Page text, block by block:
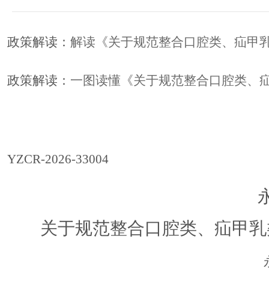
政策解读： 解读《关于规范整合口腔类、疝甲
政策解读： 一图读懂《关于规范整合口腔类、
YZCR-2026-33004
关于规范整合口腔类、疝甲